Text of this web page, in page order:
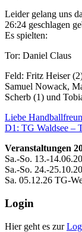
Leider gelang uns
26:24 geschlagen
Es spielten:
Tor: Daniel Claus
Feld: Fritz Heiser
Samuel Nowack,
Scherb (1) und
Vorheriger
Beitrag:
Liebe
Nächster
D1: TG Waldsee –
Veranstaltungen
Sa.-So. 13.-
Sa.-So. 24.-
Sa. 05.12.26 TG-
Login
Hier geht es zur